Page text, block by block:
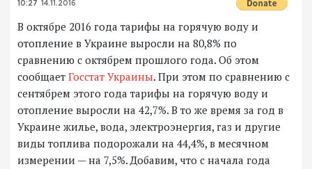
10:27 14.11.2016
В октябре 2016 года тарифы на горячую воду и
отопление в Украине выросли на 80,8% по
сравнению с октябрем прошлого года. Об этом
сообщает Госстат Украины. При этом по сравнению с
сентябрем этого года тарифы на горячую воду и
отопление выросли на 42,7%. В то же время за год в
Украине жилье, вода, электроэнергия, газ и другие
виды топлива подорожали на 44,4%, в месячном
измерении — на 7,5%. Добавим, что с начала года